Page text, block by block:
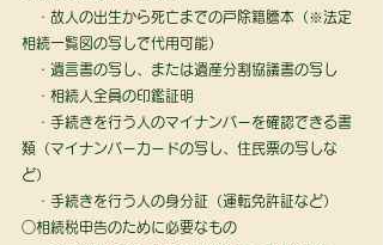
・故人の出生から死亡までの戸除籍謄本（※法定
相続一覧図の写しで代用可能）
・遺言書の写し、または遺産分割協議書の写し
・相続人全員の印鑑証明
・手続きを行う人のマイナンバーを確認できる書
類（マイナンバーカードの写し、住民票の写しな
ど）
・手続きを行う人の身分証（運転免許証など）
○相続税申告のために必要なもの